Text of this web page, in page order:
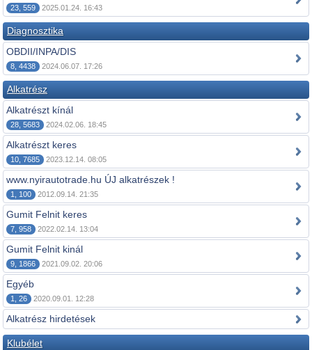
23, 559 2025.01.24. 16:43
Diagnosztika
OBDII/INPA/DIS
8, 4438 2024.06.07. 17:26
Alkatrész
Alkatrészt kínál
28, 5683 2024.02.06. 18:45
Alkatrészt keres
10, 7685 2023.12.14. 08:05
www.nyirautotrade.hu ÚJ alkatrészek !
1, 100 2012.09.14. 21:35
Gumit Felnit keres
7, 958 2022.02.14. 13:04
Gumit Felnit kinál
9, 1866 2021.09.02. 20:06
Egyéb
1, 26 2020.09.01. 12:28
Alkatrész hirdetések
Klubélet